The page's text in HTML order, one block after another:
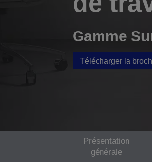
Gamme
Télécharger la
Présentation
générale